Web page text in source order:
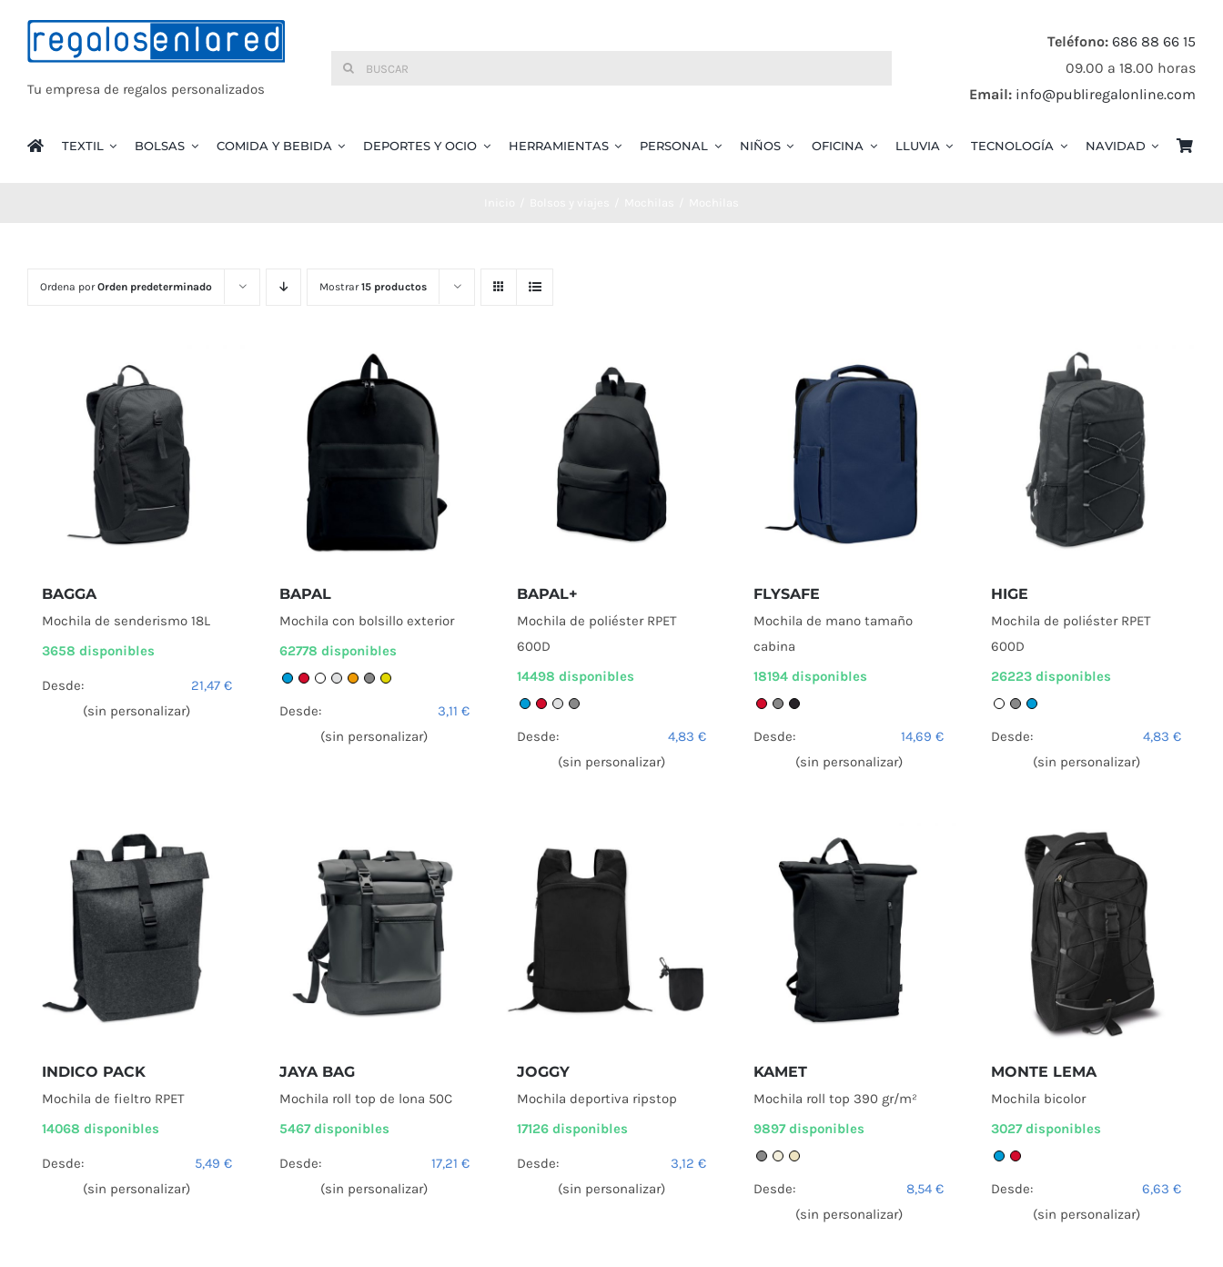
contenido
Tu empresa de regalos personalizados
Buscar:
Teléfono: 686 88 66 15
09.00 a 18.00 horas
Email: info@publiregalonline.com
TEXTIL BOLSAS COMIDA Y BEBIDA DEPORTES Y OCIO HERRAMIENTAS PERSONAL NIÑOS OFICINA LLUVIA TECNOLOGÍA NAVIDAD
Ordena porOrden predeterminado Mostrar15 productos
BAGGA
Mochila de senderismo 18L
3658 disponibles
Desde: 21,47 €
(sin personalizar)
BAPAL
Mochila con bolsillo exterior
62778 disponibles
Desde: 3,11 €
(sin personalizar)
BAPAL+
Mochila de poliéster RPET
600D
14498 disponibles
Desde: 4,83€
(sin personalizar)
FLYSAFE
Mochila de mano tamaño
cabina
18194 disponibles
Desde: 14,69€
(sin personalizar)
HIGE
Mochila de poliéster RPET
600D
26223 disponibles
Desde: 4,83 €
(sin personalizar)
INDICO PACK
Mochila de fieltro RPET
14068 disponibles
Desde: 5,49 €
(sin personalizar)
JAYA BAG
Mochila roll top de lona 50C
5467 disponibles
Desde: 17,21 €
(sin personalizar)
JOGGY
Mochila deportiva ripstop
17126 disponibles
Desde: 3,12€
(sin personalizar)
KAMET
Mochila roll top 390 gr/m²
9897 disponibles
Desde: 8,54€
(sin personalizar)
MONTE LEMA
Mochila bicolor
3027 disponibles
Desde: 6,63 €
(sin personalizar)